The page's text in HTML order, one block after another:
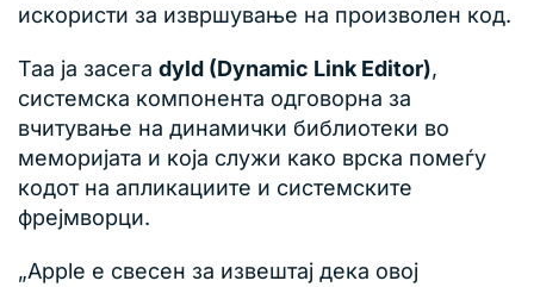
искористи за извршување на произволен код.
Таа ја засега dyld (Dynamic Link Editor),
системска компонента одговорна за
вчитување на динамички библиотеки во
меморијата и која служи како врска помеѓу
кодот на апликациите и системските
фрејмворци.
„Apple е свесен за извештај дека овој